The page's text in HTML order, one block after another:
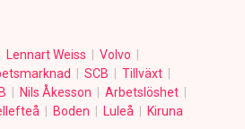
Lennart Weiss
Volvo
SCB
Tillväxt
Nils Åkesson
Arbetslöshet
Boden Luleå Kiruna